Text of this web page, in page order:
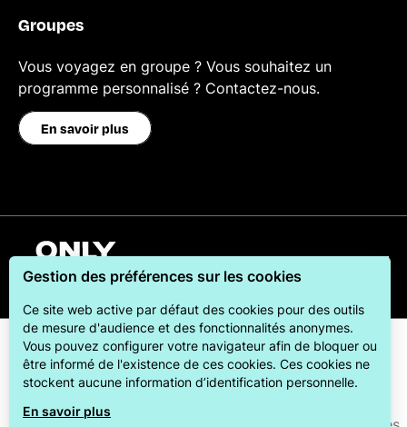
Groupes
Vous voyagez en groupe ? Vous souhaitez un
programme personnalisé ? Contactez-nous.
En savoir plus
Français
Gestion des préférences sur les cookies
Ce site web active par défaut des cookies pour des outils
de mesure d'audience et des fonctionnalités anonymes.
Vous pouvez configurer votre navigateur afin de bloquer ou
être informé de l'existence de ces cookies. Ces cookies ne
stockent aucune information d’identification personnelle.
En savoir plus